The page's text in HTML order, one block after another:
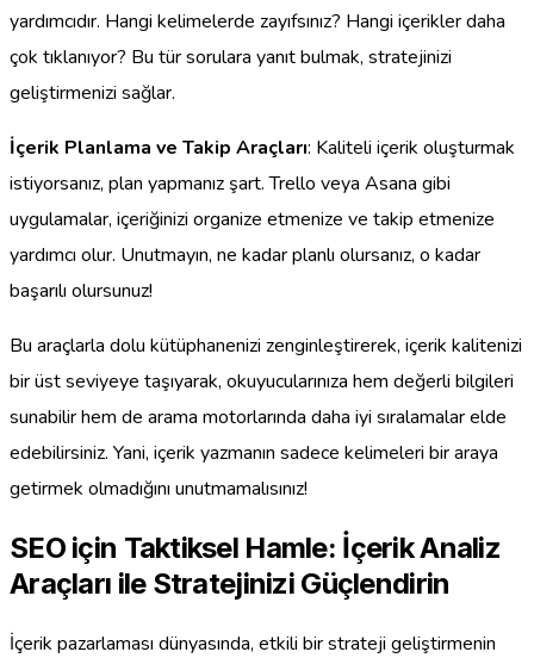
yardımcıdır. Hangi kelimelerde zayıfsınız? Hangi içerikler daha
çok tıklanıyor? Bu tür sorulara yanıt bulmak, stratejinizi
geliştirmenizi sağlar.
İçerik Planlama ve Takip Araçları: Kaliteli içerik oluşturmak
istiyorsanız, plan yapmanız şart. Trello veya Asana gibi
uygulamalar, içeriğinizi organize etmenize ve takip etmenize
yardımcı olur. Unutmayın, ne kadar planlı olursanız, o kadar
başarılı olursunuz!
Bu araçlarla dolu kütüphanenizi zenginleştirerek, içerik kalitenizi
bir üst seviyeye taşıyarak, okuyucularınıza hem değerli bilgileri
sunabilir hem de arama motorlarında daha iyi sıralamalar elde
edebilirsiniz. Yani, içerik yazmanın sadece kelimeleri bir araya
getirmek olmadığını unutmamalısınız!
SEO için Taktiksel Hamle: İçerik Analiz
Araçları ile Stratejinizi Güçlendirin
İçerik pazarlaması dünyasında, etkili bir strateji geliştirmenin